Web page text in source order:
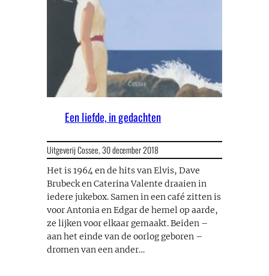
Een liefde, in gedachten
Uitgeverij Cossee,30 december 2018
Het is 1964 en de hits van Elvis, Dave
Brubeck en Caterina Valente draaien in
iedere jukebox. Samen in een café zitten is
voor Antonia en Edgar de hemel op aarde,
ze lijken voor elkaar gemaakt. Beiden –
aan het einde van de oorlog geboren –
dromen van een ander…